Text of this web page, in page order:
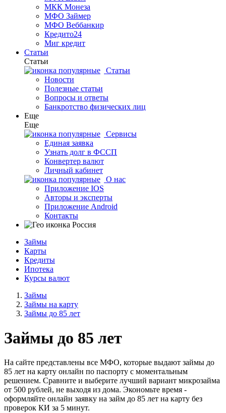
МКК Монеза
МФО Займер
МФО Веббанкир
Кредито24
Миг кредит
Статьи
Статьи
Статьи
Новости
Полезные статьи
Вопросы и ответы
Банкротство физических лиц
Еще
Еще
Сервисы
Единая заявка
Узнать долг в ФССП
Конвертер валют
Личный кабинет
О нас
Приложение IOS
Авторы и эксперты
Приложение Android
Контакты
Россия
Займы
Карты
Кредиты
Ипотека
Курсы валют
Займы
Займы на карту
Займы до 85 лет
Займы до 85 лет
На сайте представлены все МФО, которые выдают займы до
85 лет на карту онлайн по паспорту с моментальным
решением. Сравните и выберите лучший вариант микрозайма
от 500 рублей, не выходя из дома. Экономьте время -
оформляйте онлайн заявку на займ до 85 лет на карту без
проверок КИ за 5 минут.